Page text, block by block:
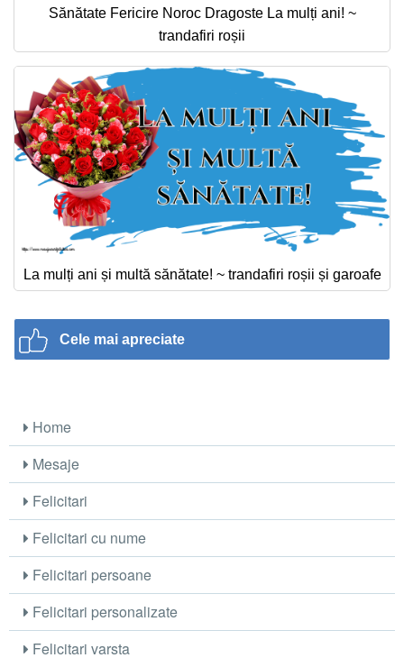
Sănătate Fericire Noroc Dragoste La mulți ani! ~
trandafiri roșii
La mulți ani și multă sănătate! ~ trandafiri roșii și garoafe
Cele mai apreciate
Home
Mesaje
Felicitari
Felicitari cu nume
Felicitari persoane
Felicitari personalizate
Felicitari varsta